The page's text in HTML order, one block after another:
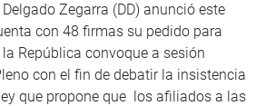
Zegarra (DD) anunció este
con 48 firmas su pedido para
República convoque a sesión
con el fin de debatir la insistencia
que propone que los afiliados a las